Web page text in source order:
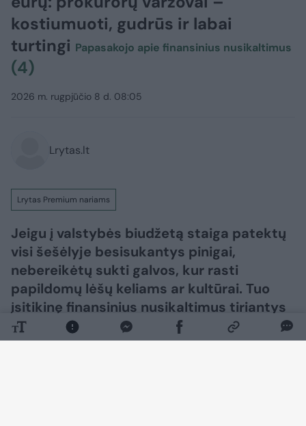
kostiumuoti, gudrūs ir labai
turtingi Papasakojo apie finansinius nusikaltimus
(4)
2026 m. rugpjūčio 8 d. 08:05
Lrytas.lt
Lrytas Premium nariams
Jeigu į valstybės biudžetą staiga patektų
visi šešėlyje besisukantys pinigai,
nebereikėtų sukti galvos, kur rasti
papildomų lėšų keliams ar kultūrai. Tuo
įsitikinę finansinius nusikaltimus tiriantys
pareigūnai, kuriuos stebina ne tik aferistų
gudrybės.